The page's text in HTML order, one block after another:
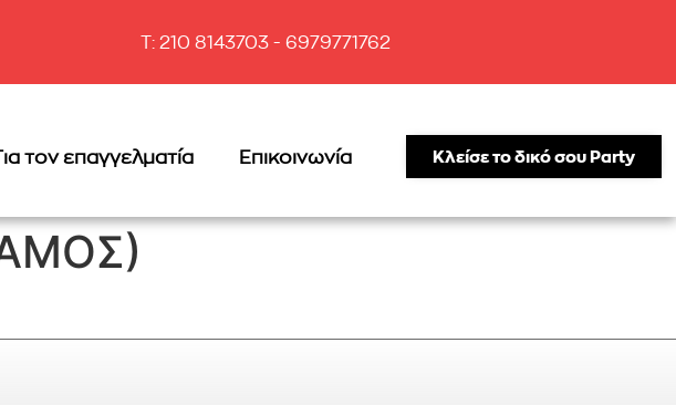
T: 210 8143703 - 6979771762
τον επαγγελματία Επικοινωνία Κλείσε το δικό σου Party